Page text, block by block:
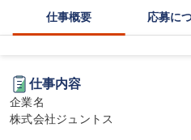
仕事概要 応募に
仕事内容
企業名
株式会社ジュントス